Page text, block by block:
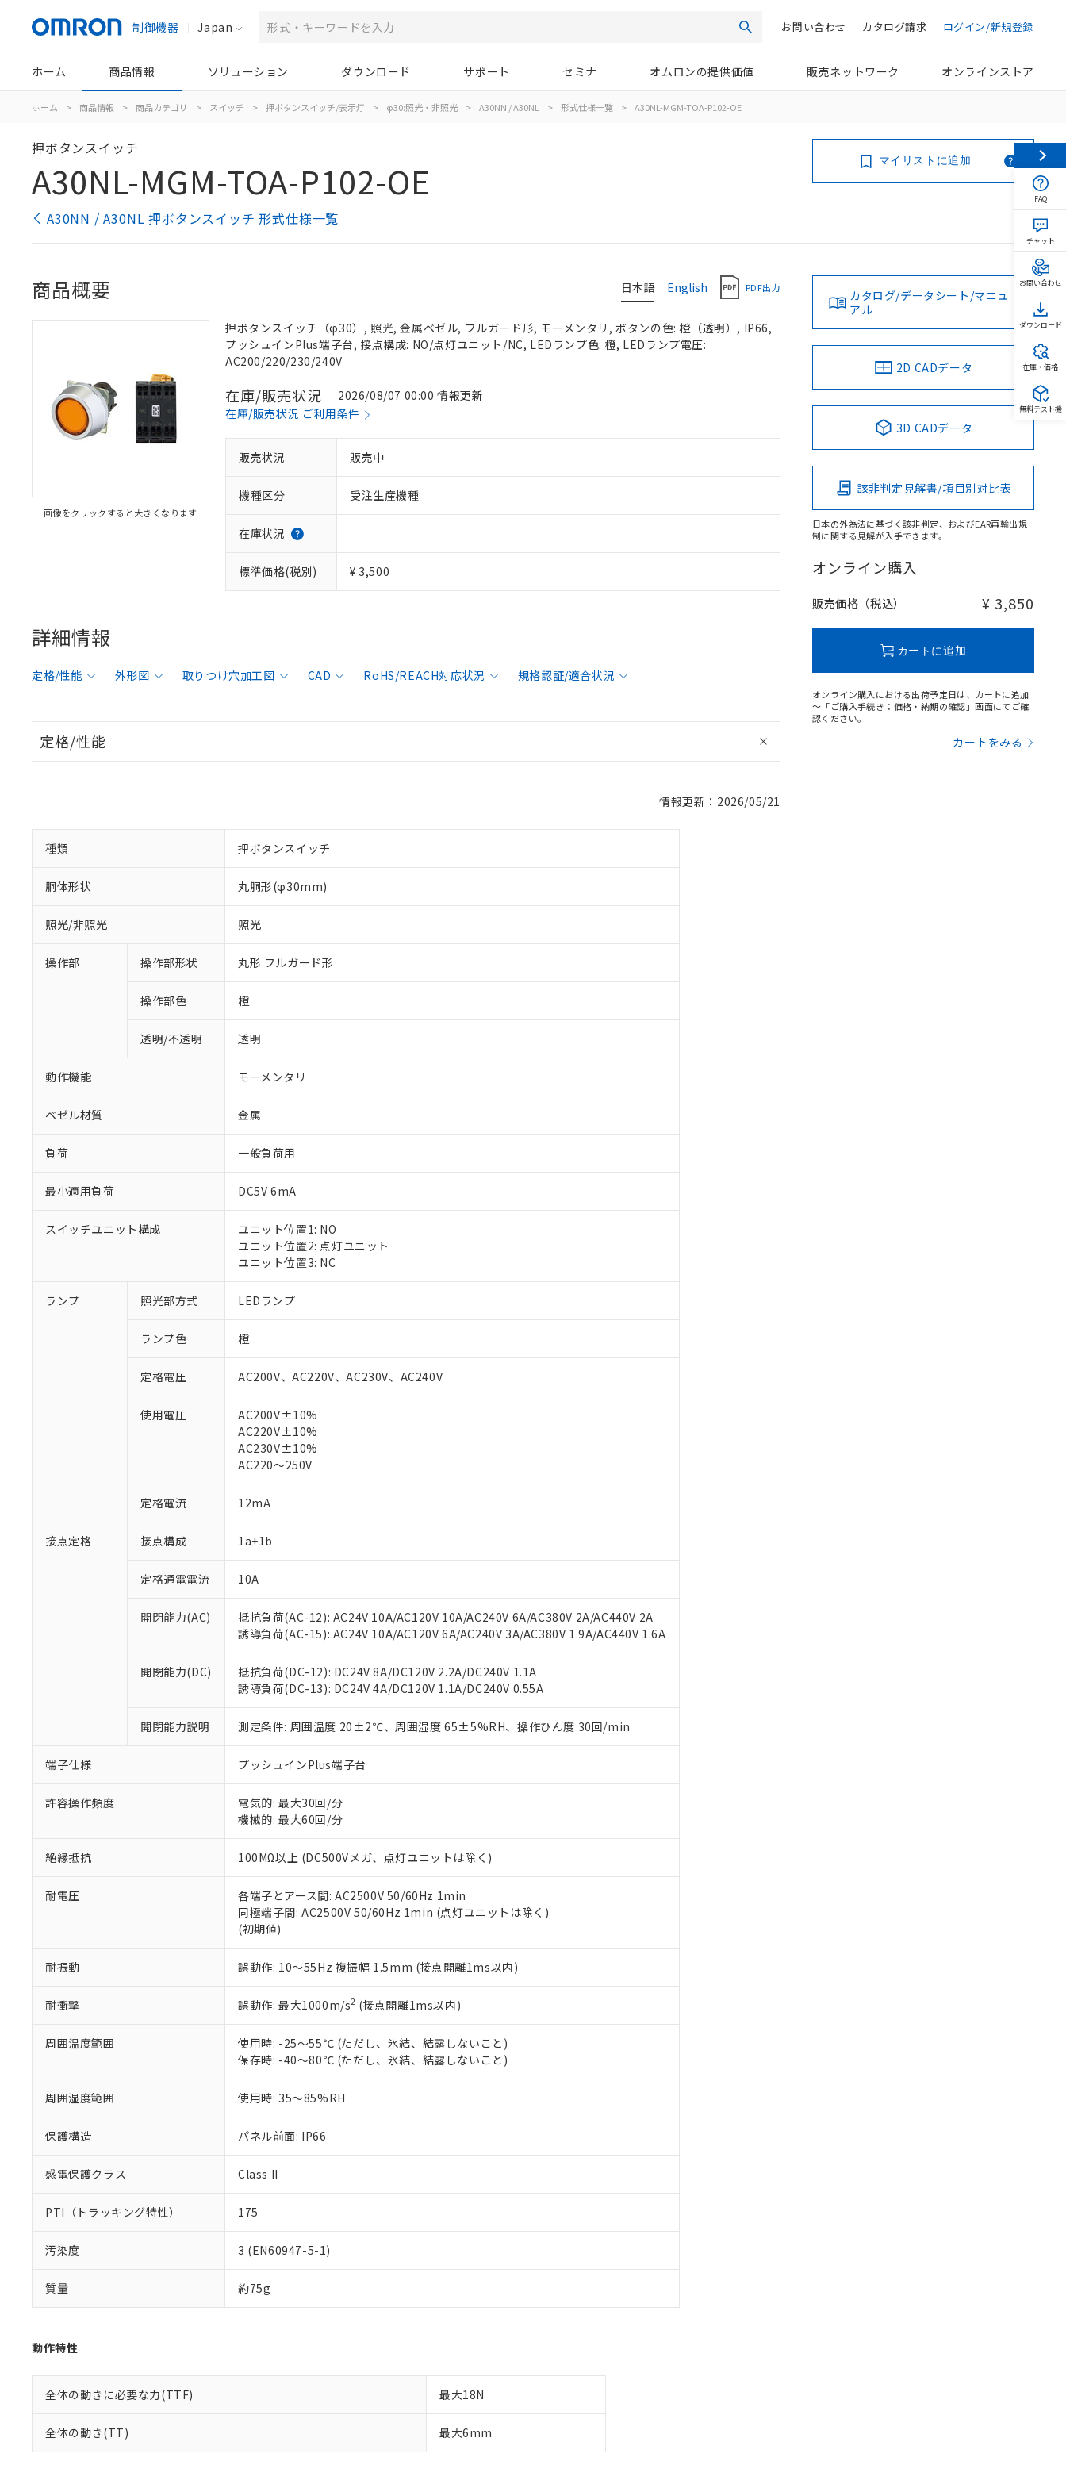
制御機器 Japan 検索 ログイン/新規登録
カタログ請求
お問い合わせ
ホーム 商品情報 ソリューション ダウンロード サポート セミナ オムロンの提供価値 販売ネットワーク オンラインストア
ホーム > 商品情報 > 商品カテゴリ > スイッチ > 押ボタンスイッチ/表示灯 > φ30:照光・非照光 > A30NN / A30NL > 形式仕様一覧 > A30NL-MGM-TOA-P102-OE
押ボタンスイッチ
A30NL-MGM-TOA-P102-OE
A30NN / A30NL 押ボタンスイッチ 形式仕様一覧
マイリストに追加
日本語 English PDF出力
商品概要
画像をクリックすると大きくなります
押ボタンスイッチ（φ30）, 照光, 金属ベゼル, フルガード形, モーメンタリ, ボタンの色: 橙（透明）, IP66,
プッシュインPlus端子台, 接点構成: NO/点灯ユニット/NC, LEDランプ色: 橙, LEDランプ電圧:
AC200/220/230/240V
在庫/販売状況
2026/08/07 00:00 情報更新
在庫/販売状況 ご利用条件
販売状況 販売中
機種区分 受注生産機種
在庫状況
標準価格(税別) ¥ 3,500
詳細情報
定格/性能 外形図 取りつけ穴加工図 CAD RoHS/REACH対応状況 規格認証/適合状況
定格/性能
情報更新：2026/05/21
種類 押ボタンスイッチ
胴体形状 丸胴形(φ30mm)
照光/非照光 照光
操作部 操作部形状 丸形 フルガード形
操作部色 橙
透明/不透明 透明
動作機能 モーメンタリ
ベゼル材質 金属
負荷 一般負荷用
最小適用負荷 DC5V 6mA
スイッチユニット構成
ユニット位置1: NO
ユニット位置2: 点灯ユニット
ユニット位置3: NC
ランプ 照光部方式 LEDランプ
ランプ色 橙
定格電圧 AC200V、AC220V、AC230V、AC240V
使用電圧
AC200V±10%
AC220V±10%
AC230V±10%
AC220～250V
定格電流 12mA
接点定格 接点構成 1a+1b
定格通電電流 10A
開閉能力(AC)
抵抗負荷(AC-12): AC24V 10A/AC120V 10A/AC240V 6A/AC380V 2A/AC440V 2A
誘導負荷(AC-15): AC24V 10A/AC120V 6A/AC240V 3A/AC380V 1.9A/AC440V 1.6A
開閉能力(DC)
抵抗負荷(DC-12): DC24V 8A/DC120V 2.2A/DC240V 1.1A
誘導負荷(DC-13): DC24V 4A/DC120V 1.1A/DC240V 0.55A
開閉能力説明 測定条件: 周囲温度 20±2℃、周囲湿度 65±5%RH、操作ひん度 30回/min
端子仕様 プッシュインPlus端子台
許容操作頻度
電気的: 最大30回/分
機械的: 最大60回/分
絶縁抵抗 100MΩ以上 (DC500Vメガ、点灯ユニットは除く)
耐電圧
各端子とアース間: AC2500V 50/60Hz 1min
同極端子間: AC2500V 50/60Hz 1min (点灯ユニットは除く)
(初期値)
耐振動 誤動作: 10～55Hz 複振幅 1.5mm (接点開離1ms以内)
耐衝撃 誤動作: 最大1000m/s2 (接点開離1ms以内)
周囲温度範囲
使用時: -25～55℃ (ただし、氷結、結露しないこと)
保存時: -40～80℃ (ただし、氷結、結露しないこと)
周囲湿度範囲 使用時: 35～85%RH
保護構造 パネル前面: IP66
感電保護クラス Class II
PTI（トラッキング特性） 175
汚染度 3 (EN60947-5-1)
質量 約75g
動作特性
全体の動きに必要な力(TTF) 最大18N
全体の動き(TT) 最大6mm
カタログ/データシート/マニュ
アル
2D CADデータ
3D CADデータ
該非判定見解書/項目別対比表
日本の外為法に基づく該非判定、およびEAR再輸出規
制に関する見解が入手できます。
オンライン購入
販売価格（税込） ¥ 3,850
カートに追加
オンライン購入における出荷予定日は、カートに追加
～「ご購入手続き：価格・納期の確認」画面にてご確
認ください。
カートをみる
ご利用条件
以下の条件をお読みいただき、同意のうえご利用ください。
当社制御機器事業取扱商品の中には、本サービスの対象外となる商品もあることをご了承ください。
在庫状況および標準価格照会結果は、記載している更新日時点での社内データに基づき作成されるも
のであり、閲覧された時点での実際の在庫および標準価格とは異なる場合があることをご了承くださ
い。
正式な納期状況および標準価格はお客様のお取引先、またはお客様担当のオムロン制御機器販売店・
当社販売員にご相談ください。
オムロン制御機器販売店や当社販売拠点は「販売ネットワーク
」をご確認ください。
在庫状況および標準価格結果を当社の事前の承諾なく第三者に漏洩または開示しないようお願いしま
す。
マイパーツ機能（部品リスト作成サービス）をご利用いただくには、I-Webメンバーズにご登録され
ている必要があります。
が、当社の製品・サービスに関するお客様との取引・商談に必要な範囲で利用することをご了承くだ
さい。
※当社の共同利用者とは、"個人情報の共同利用に関して"
の「1.共同利用者の範囲」に記載されて
いる法人を指します。
※1 対応状況
対応済み：EU RoHS指令（10物質）の非含有に対応した製品が提供可能な商品です。
対応予定：EU RoHS指令（10物質）の非含有に対応した製品に切り替える予定のある商品です。
非該当品：ライセンス料など無形物で、有害物質有無と関係のない商品です。
仕入先様の事情により、非含有部品としていたものが、含有品と判明した場合などやむを得ず変更すること
があります。
*EU RoHS指令（10物質）：
鉛(Pb) 1000ppm以下、 水銀(Hg) 1000ppm以下、 カドミウム(Cd) 100ppm以下、
六価クロム(Cr(Ⅵ)) 1000ppm以下、ポリ臭化ビフェニル類(PBB) 1000ppm以下、ポリ臭化ジフェニルエーテル類(PBDE) 1000ppm以下、
フタル酸ビス(2-エチルヘキシル) (DEHP)(別名：DOP) 1000ppm以下、フタル酸ブチルベンジル（BBP） 1000ppm以下、フタル酸ジブチ
ル（DBP） 1000ppm以下、フタル酸ジイソブチル (DIBP) 1000ppm以下
但し、RoHS指令で産業用監視および制御機器に対する適用除外項目は除く。
※2 対応予定月
部品在庫の切り替え状況などにより、予定月が前後することがあります。
※3 非含有証明書ダウンロード
下記の非含有証明書をダウンロードすることができます。
EU RoHS指令（10物質）の非含有証明書
51物質の非含有証明書（当社基準）
※本証明書は発行日時点で非含有を証明するもので、過去に遡って非含有を証明するものではありません。
また、RoHS指令のフタル酸エステル類４物質の対応では、対応完了までの期間は出荷製品に未対応品が
混在することから備考欄に対応日を記載しておりました。
既に当社にて対応品への在庫切替を完了していることから、特段のことがない限り、2022年1月12日よ
り割愛しております。
※1 中国RoHS○×表
「－」：未確認です。当社販売部門へお問い合わせください。
*中国RoHS10物質の基準値 (GB/T26572)：
Pb(鉛) :1000ppm、 Hg(水銀) : 1000ppm、 Cd(カドミウム) : 100ppm、
Cr(Ⅵ)(六価クロム) : 1000ppm、 PBBs(ポリ臭化ビフェニル類) : 1000ppm、 PBDEs(ポリ臭化ジフェニルエーテル類) : 1000ppm、
DBP(フタル酸ジブチル) : 1000ppm、 DIBP(フタル酸ジイソブチル) : 1000ppm、 BBP(フタル酸ブチルベンジル) : 1000ppm、
DEHP(フタル酸ビス(2-エチルヘキシル)) : 1000ppm
※2 環境保護使用期限
「ｅ」：有害物質（10物質）のすべてが基準値以下であることを示します。
「10」：通常の使用状況下において有害物質が外部に漏えいし、環境に深刻な影響を及ぼさない年数を意
味します。
「－」：未確認です。当社販売部門へお問い合わせください。
などの必要な手続きをとります。
当社は規制貨物を破棄する場合は、完全に破砕するなど、違法に輸出されないよう必要な手段を講じ
ます。
置等に一切使用いたしません。
当社は、貴社製品を第三者に販売する場合は、上記1、2および3の内容を当該第三者に通知します。
また当社は、販売先および販売に係わる関係者が違法に輸出するおそれがある場合は、取り引きをい
たしません。
記
号
説明
○ 一定数以上の在庫あり
△ 一定数には満たないが在庫あり
－
在庫なし(最新の在庫状況については、お客様のお取引先、またはお客様担当のオムロン制御
機器販売店・当社販売員にご確認ください)
空
白
受注生産機種、また在庫状況の情報を公開していない機種
FAQ
チャット
お問い合わせ
ダウンロード
在庫・価格
無料テスト機